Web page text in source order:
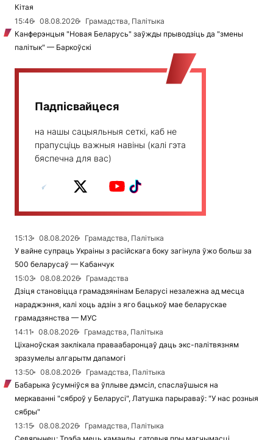
Кітая
15:46
08.08.2026
Грамадства, Палітыка
Канферэнцыя "Новая Беларусь" заўжды прыводзіць да "змены
палітык" — Баркоўскі
Падпісвайцеся
на нашы сацыяльныя сеткі, каб не
прапусціць важныя навіны (калі гэта
бяспечна для вас)
15:13 08.08.2026
Грамадства, Палітыка
У вайне супраць Украіны з расійскага боку загінула ўжо больш за
500 беларусаў — Кабанчук
15:03
08.08.2026
Грамадства
Дзіця становіцца грамадзянінам Беларусі незалежна ад месца
нараджэння, калі хоць адзін з яго бацькоў мае беларускае
грамадзянства — МУС
14:11
08.08.2026
Грамадства, Палітыка
Ціханоўская заклікала праваабаронцаў даць экс-палітвязням
зразумелы алгарытм дапамогі
13:50
08.08.2026
Грамадства, Палітыка
Бабарыка ўсумніўся ва ўплыве дэмсіл, спаслаўшыся на
меркаванні "сяброў у Беларусі", Латушка парыраваў: "У нас розныя
сябры"
13:15
08.08.2026
Грамадства, Палітыка